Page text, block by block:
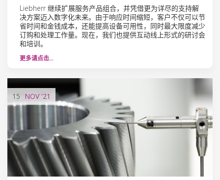
Liebherr 继续扩展服务产品组合，并凭借更为详尽的支持解
决方案迈入数字化未来。由于响应时间缩短，客户不仅可以节
省时间和金钱成本，还能提高设备可用性，同时最大限度减少
订购和处理工作量。现在，我们也提供互动线上形式的研讨会
和培训。
更多请点击…
15 NOV'21